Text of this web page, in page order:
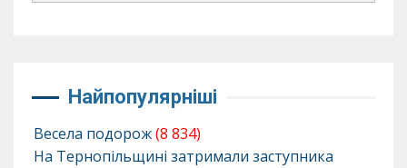
Найпопулярніші
Весела подорож(8 834)
На Тернопільщині затримали заступника